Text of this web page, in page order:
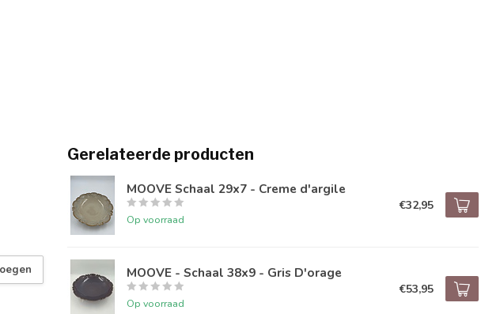
Gerelateerde producten
MOOVE Schaal 29x7 - Creme d'argile
Op voorraad
€32,95
MOOVE - Schaal 38x9 - Gris D'orage
Op voorraad
€53,95